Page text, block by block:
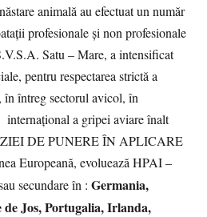
animală au efectuat un număr
profesionale și non profesionale
Satu – Mare, a intensificat
pentru respectarea strictă a
în întreg sectorul avicol, în
a gripei aviare înalt
DE PUNERE ÎN APLICARE
Europeană, evoluează HPAI –
secundare în : Germania,
Jos, Portugalia, Irlanda,